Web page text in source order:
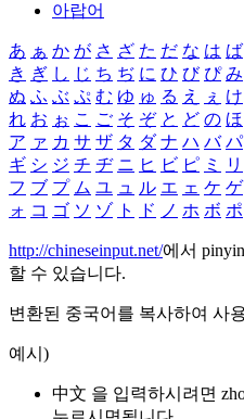
아랍어
あ ぁ か が さ ざ た だ な は ば
き ぎ し じ ち ぢ に ひ び ぴ み
ぬ ふ ぶ ぷ む ゆ ゅ る え ぇ け
れ お ぉ こ ご そ ぞ と ど の ほ
ア ァ カ サ ザ タ ダ ナ ハ バ パ
ギ シ ジ チ ヂ ニ ヒ ビ ピ ミ リ
フ ブ プ ム ユ ュ ル エ ェ ケ ゲ
ォ コ ゴ ソ ゾ ト ド ノ ホ ボ ポ
http://chineseinput.net/에서
할 수 있습니다.
변환된 중국어를 복사하여 사
예시)
中文 을 입력하시려면